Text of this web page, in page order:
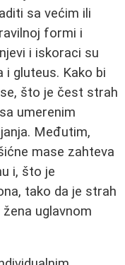
sa većim ili
formi i
i iskoraci su
i gluteus. Kako bi
što je čest strah
umerenim
Međutim,
mase zahteva
i, što je
tako da je strah
uglavnom